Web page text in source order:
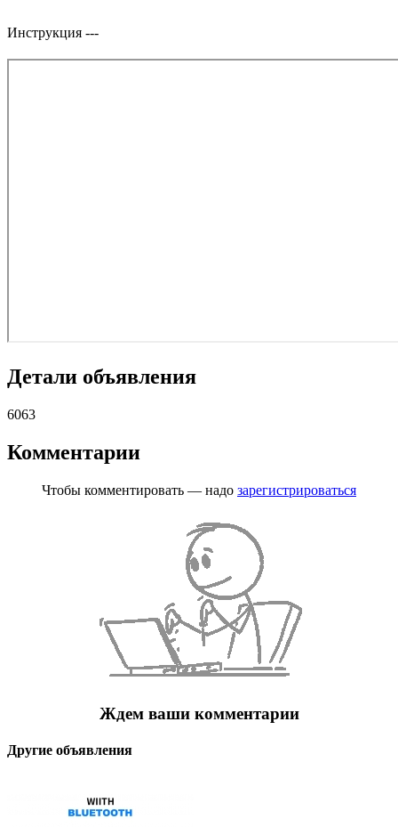
Инструкция ---
Детали объявления
6063
Комментарии
Чтобы комментировать — надо зарегистрироваться
Ждем ваши комментарии
Другие объявления